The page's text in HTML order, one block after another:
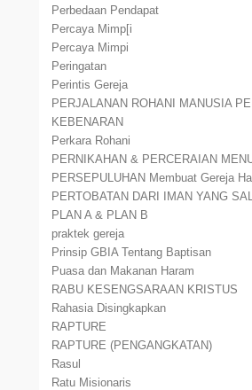
Perbedaan Pendapat
Percaya Mimp[i
Percaya Mimpi
Peringatan
Perintis Gereja
PERJALANAN ROHANI MANUSIA
KEBENARAN
Perkara Rohani
PERNIKAHAN & PERCERAIAN
PERSEPULUHAN Membuat Gereja
PERTOBATAN DARI IMAN YANG
PLAN A & PLAN B
praktek gereja
Prinsip GBIA Tentang Baptisan
Puasa dan Makanan Haram
RABU KESENGSARAAN KRISTUS
Rahasia Disingkapkan
RAPTURE
RAPTURE (PENGANGKATAN)
Rasul
Ratu Misionaris